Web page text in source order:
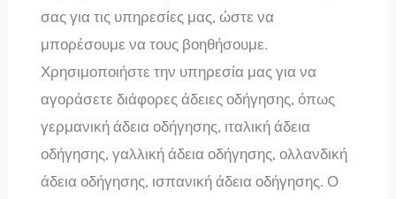
σας για τις υπηρεσίες μας, ώστε να
μπορέσουμε να τους βοηθήσουμε.
Χρησιμοποιήστε την υπηρεσία μας για να
αγοράσετε διάφορες άδειες οδήγησης, όπως
γερμανική άδεια οδήγησης, ιταλική άδεια
οδήγησης, γαλλική άδεια οδήγησης, ολλανδική
άδεια οδήγησης, ισπανική άδεια οδήγησης. Ο